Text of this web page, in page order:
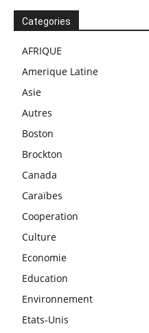
Categories
AFRIQUE
Amerique Latine
Asie
Autres
Boston
Brockton
Canada
Caraïbes
Cooperation
Culture
Economie
Education
Environnement
Etats-Unis